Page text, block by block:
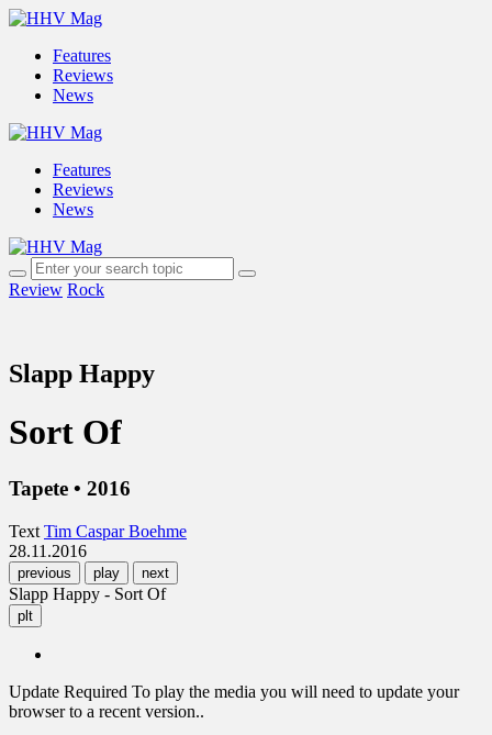
Features
Reviews
News
Features
Reviews
News
Review Rock
Slapp Happy
Sort Of
Tapete • 2016
Text Tim Caspar Boehme
28.11.2016
previous play next
Slapp Happy - Sort Of
plt
Update Required To play the media you will need to update your
browser to a recent version..